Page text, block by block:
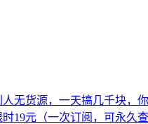
无货源，一天搞几千块，
元（一次订阅，可永久